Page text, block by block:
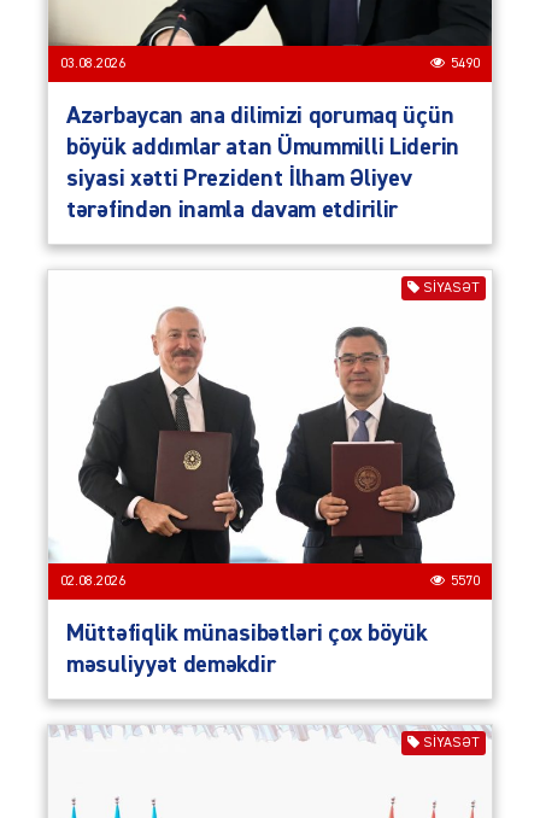
03.08.2026 5490
Azərbaycan ana dilimizi qorumaq üçün
böyük addımlar atan Ümummilli Liderin
siyasi xətti Prezident İlham Əliyev
tərəfindən inamla davam etdirilir
SIYASƏT
02.08.2026 5570
Müttəfiqlik münasibətləri çox böyük
məsuliyyət deməkdir
SIYASƏT